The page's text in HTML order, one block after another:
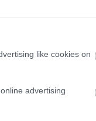
like cookies on
advertising
αναζήτησης